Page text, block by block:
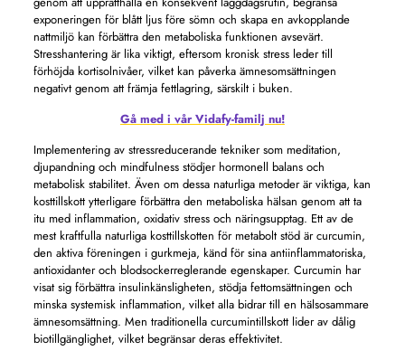
exponeringen för blått ljus före sömn och skapa en avkopplande
nattmiljö kan förbättra den metaboliska funktionen avsevärt.
Stresshantering är lika viktigt, eftersom kronisk stress leder till
förhöjda kortisolnivåer, vilket kan påverka ämnesomsättningen
negativt genom att främja fettlagring, särskilt i buken.
Gå med i vår Vidafy-familj nu!
Implementering av stressreducerande tekniker som meditation,
djupandning och mindfulness stödjer hormonell balans och
metabolisk stabilitet. Även om dessa naturliga metoder är viktiga, kan
kosttillskott ytterligare förbättra den metaboliska hälsan genom att ta
itu med inflammation, oxidativ stress och näringsupptag. Ett av de
mest kraftfulla naturliga kosttillskotten för metabolt stöd är curcumin,
den aktiva föreningen i gurkmeja, känd för sina antiinflammatoriska,
antioxidanter och blodsockerreglerande egenskaper. Curcumin har
visat sig förbättra insulinkänsligheten, stödja fettomsättningen och
minska systemisk inflammation, vilket alla bidrar till en hälsosammare
ämnesomsättning. Men traditionella curcumintillskott lider av dålig
biotillgänglighet, vilket begränsar deras effektivitet.